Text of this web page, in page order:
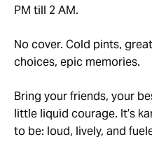
PM till 2 AM.
No cover. Cold pints,
choices, epic memories.
Bring your friends, your
little liquid courage. It’s
to be: loud, lively, and